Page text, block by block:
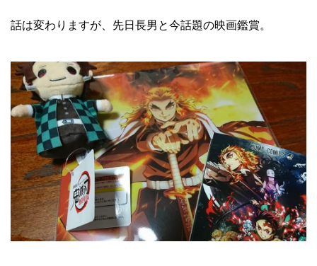
話は変わりますが、先日長男と今話題の映画鑑賞。